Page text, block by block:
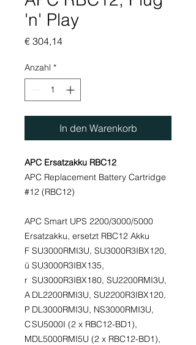
'n' Play
€ 304,14Preis
Anzahl *
In den Warenkorb
APC Ersatzakku RBC12
APC Replacement Battery Cartridge
#12 (RBC12)
APC Smart UPS 2200/3000/5000
Ersatzakku, ersetzt RBC12 Akku
F
ü
r
A
P
C
M
SU3000RMI3U, SU3000R3IBX120,
SU3000R3IBX135,
SU3000R3IBX180, SU2200RMI3U,
DL2200RMI3U, SU2200R3IBX120,
DL3000RMI3U, NS3000RMI3U,
SU5000I (2 x RBC12-BD1),
DL5000RMI5U (2 x RBC12-BD1),